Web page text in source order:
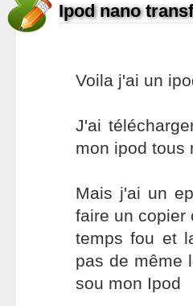
Ipod nano
Voila j'ai un
J'ai
mon ipod tous
Mais j'ai un
faire un copier
temps fou et
pas de même
sou mon Ipod